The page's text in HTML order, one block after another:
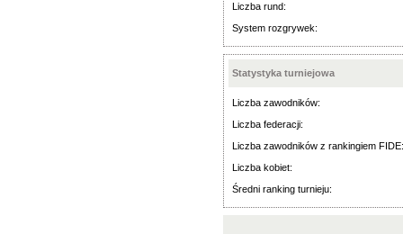
Liczba rund:
System rozgrywek:
Statystyka turniejowa
Liczba zawodników:
Liczba federacji:
Liczba zawodników z rankingiem FIDE:
Liczba kobiet:
Średni ranking turnieju: